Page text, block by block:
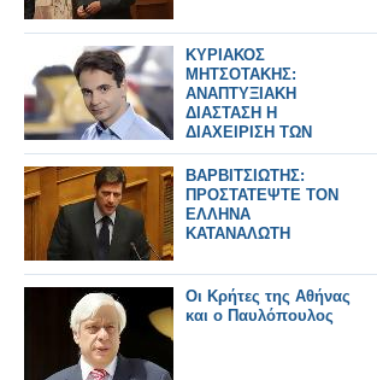
KYΡΙΑΚΟΣ
ΜΗΤΣΟΤΑΚΗΣ:
ANAΠΤΥΞΙΑΚΗ
ΔΙΑΣΤΑΣΗ Η
ΔΙΑΧΕΙΡΙΣΗ ΤΩΝ
ΥΔΑΤΩΝ
ΒΑΡΒΙΤΣΙΩΤΗΣ:
ΠΡΟΣΤΑΤΕΨΤΕ ΤΟΝ
ΕΛΛΗΝΑ
ΚΑΤΑΝΑΛΩΤΗ
Οι Κρήτες της Αθήνας
και ο Παυλόπουλος